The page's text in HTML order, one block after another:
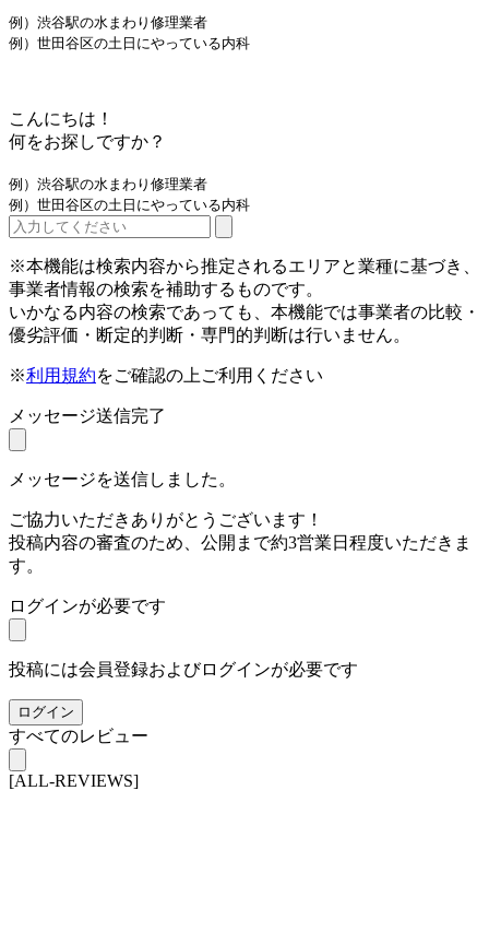
例）渋谷駅の水まわり修理業者
例）世田谷区の土日にやっている内科
こんにちは！
何をお探しですか？
例）渋谷駅の水まわり修理業者
例）世田谷区の土日にやっている内科
※本機能は検索内容から推定されるエリアと業種に基づき、
事業者情報の検索を補助するものです。
いかなる内容の検索であっても、本機能では事業者の比較・
優劣評価・断定的判断・専門的判断は行いません。
※利用規約をご確認の上ご利用ください
メッセージ送信完了
メッセージを送信しました。
ご協力いただきありがとうございます！
投稿内容の審査のため、公開まで約3営業日程度いただきま
す。
ログインが必要です
投稿には会員登録およびログインが必要です
ログイン
すべてのレビュー
[ALL-REVIEWS]